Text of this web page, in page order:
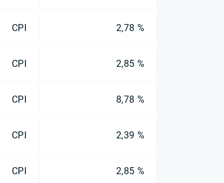
CPI 2,78 %
CPI 2,85 %
CPI 8,78 %
CPI 2,39 %
CPI 2,85 %